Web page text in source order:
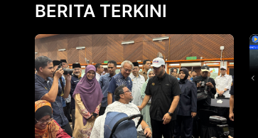
BERITA TERKINI